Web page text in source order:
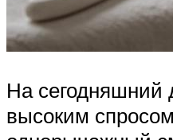
На
высоким